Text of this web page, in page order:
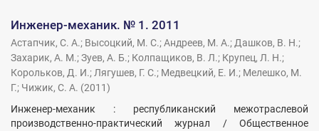
Инженер-механик. № 1. 2011
Астапчик, С. А.; Высоцкий, М. С.;Андреев, М. А.; Дашков, В. Н.;
Захарик, А. М.;Зуев, А. Б.; Колпащиков, В. Л.; Крупец, Л. Н.;
Корольков, Д. И.; Лягушев, Г. С.; Медвецкий, Е. И.; Мелешко, М.
Г.; Чижик, С. А. (2011)
Инженер-механик : республиканский межотраслевой
производственно-практический журнал / Общественное